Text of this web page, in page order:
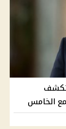
و10 آخرين تكشف
الخامس